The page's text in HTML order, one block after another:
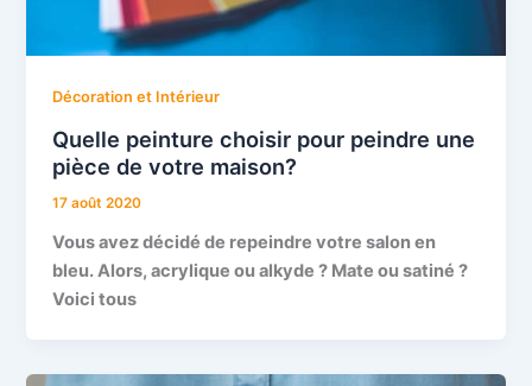
Décoration et Intérieur
Quelle peinture choisir pour peindre une
pièce de votre maison?
17 août 2020
Vous avez décidé de repeindre votre salon en
bleu. Alors, acrylique ou alkyde ? Mate ou satiné ?
Voici tous